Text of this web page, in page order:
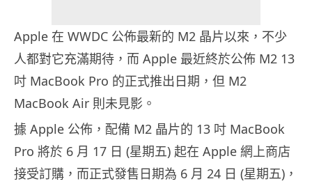
Apple 在 WWDC 公佈最新的 M2 晶片以來，不少
人都對它充滿期待，而 Apple 最近終於公佈 M2 13
吋 MacBook Pro 的正式推出日期，但 M2
MacBook Air 則未見影。
據 Apple 公佈，配備 M2 晶片的 13 吋 MacBook
Pro 將於 6 月 17 日 (星期五) 起在 Apple 網上商店
接受訂購，而正式發售日期為 6 月 24 日 (星期五)，